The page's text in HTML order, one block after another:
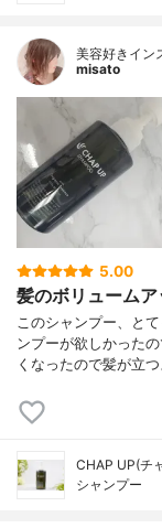
美容好きイン
misato
5.00
髪のボリューム
このシャンプー、と
ンプーが欲しかった
くなったので髪が立
CHAP UP(チ
シャンプー